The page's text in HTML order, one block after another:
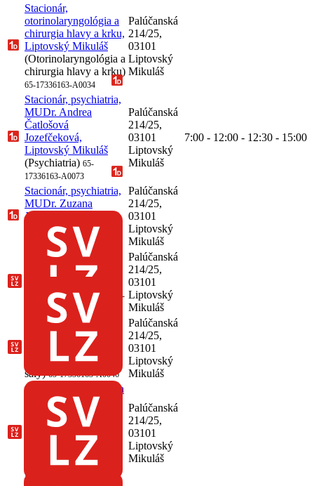
Stacionár,
otorinolaryngológia a
chirurgia hlavy a krku,
Liptovský Mikuláš
(Otorinolaryngológia a
chirurgia hlavy a krku)
65-17336163-A0034
Palúčanská
214/25,
03101
Liptovský
Mikuláš
Stacionár, psychiatria,
MUDr. Andrea
Čatlošová
Jozefčeková,
Liptovský Mikuláš
(Psychiatria) 65-
17336163-A0073
Palúčanská
214/25,
03101
Liptovský
Mikuláš
7:00 - 12:00 - 12:30 - 15:00
Stacionár, psychiatria,
MUDr. Zuzana
Janíková, Liptovský
Mikuláš(Psychiatria)
65-17336163-A0041
Palúčanská
214/25,
03101
Liptovský
Mikuláš
SVaLZ, centrálna
sterilizácia, Liptovský
sterilizácia) 65-17336163-
Palúčanská
214/25,
03101
Liptovský
Mikuláš
SVaLZ, centrálne
operačné sály,
Liptovský Mikuláš
(Centrálne operačné
sály) 65-17336163-A0046
Palúčanská
214/25,
03101
Liptovský
Mikuláš
SVaLZ, hematológia a
transfuziológia,
MUDr. Alexandra
Zemančíková,
Liptovský Mikuláš
(Hematológia a
transfuziológia) 65-
17336163-A0037
Palúčanská
214/25,
03101
Liptovský
Mikuláš